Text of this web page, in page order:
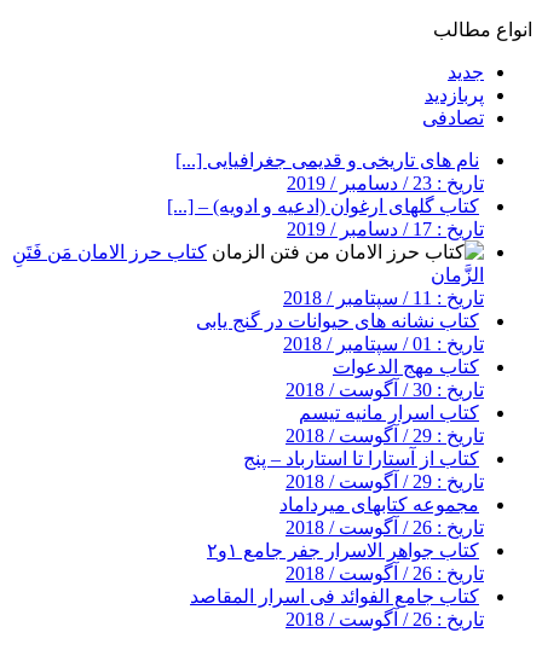
انواع مطالب
جدید
پربازدید
تصادفی
نام های تاریخی و قدیمی جغرافیایی [...]
تاریخ : 23 / دسامبر / 2019
کتاب گلهای ارغوان (ادعیه و ادویه) – [...]
تاریخ : 17 / دسامبر / 2019
کتاب حرز الامان مَن فَتَنِ
الزَّمان
تاریخ : 11 / سپتامبر / 2018
کتاب نشانه های حیوانات در گنج یابی
تاریخ : 01 / سپتامبر / 2018
کتاب مهج الدعوات
تاریخ : 30 / آگوست / 2018
کتاب اسرار مانیه تیسم
تاریخ : 29 / آگوست / 2018
کتاب از آستارا تا استارباد – پنج
تاریخ : 29 / آگوست / 2018
مجموعه کتابهای میرداماد
تاریخ : 26 / آگوست / 2018
کتاب جواهر الاسرار جفر جامع ۱و۲
تاریخ : 26 / آگوست / 2018
کتاب جامع الفوائد فی اسرار المقاصد
تاریخ : 26 / آگوست / 2018